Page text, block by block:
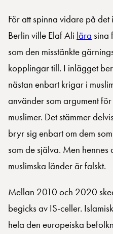
För att spinna vidare på
Berlin ville Elaf Ali lära sina
som den misstänkte
kopplingar till. I inlägget
nästan enbart krigar i
använder som argument
muslimer. Det stämmer
bryr sig enbart om dem
som de själva. Men
muslimska länder är falskt.
Mellan 2010 och 2020
begicks av IS-celler.
hela den europeiska